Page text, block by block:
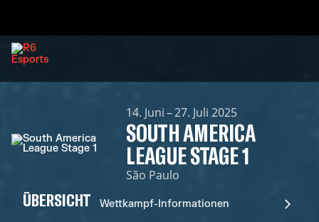
14. Juni – 27. Juli 2025
SOUTH AMERICA
LEAGUE STAGE 1
São Paulo
ÜBERSICHT Wettkampf-Informationen